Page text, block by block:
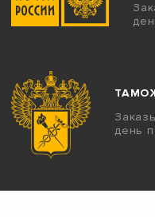
день